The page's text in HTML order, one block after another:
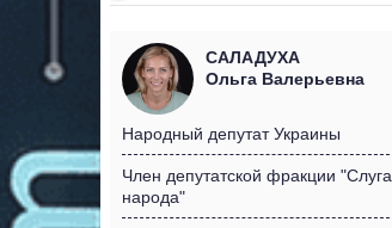
САЛАДУХА
Ольга Валерьевна
Народный депутат Украины
Член депутатской фракции "Слуга
народа"